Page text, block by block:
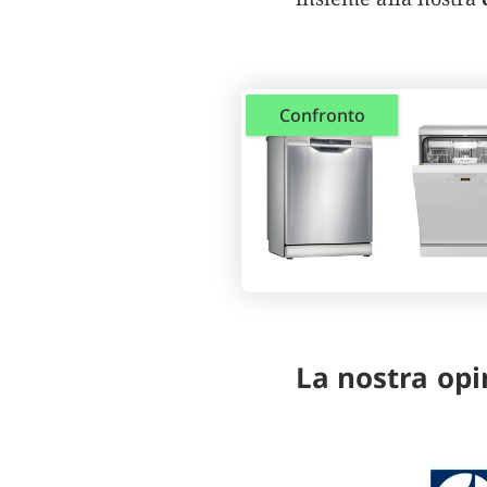
Confronto
La nostra